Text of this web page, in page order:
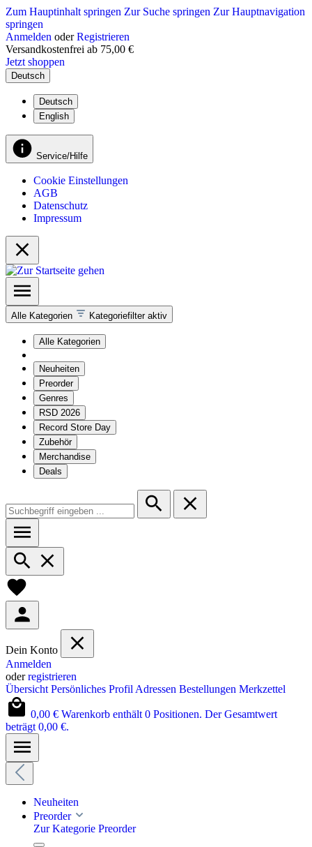
Zum Hauptinhalt springen Zur Suche springen Zur Hauptnavigation
springen
Anmelden oder Registrieren
Versandkostenfrei ab 75,00 €
Jetzt shoppen
Deutsch
Deutsch
English
Service/Hilfe
Cookie Einstellungen
AGB
Datenschutz
Impressum
Alle Kategorien Kategoriefilter aktiv
Alle Kategorien
Neuheiten
Preorder
Genres
RSD 2026
Record Store Day
Zubehör
Merchandise
Deals
Dein Konto
Anmelden
oderregistrieren
Übersicht Persönliches Profil Adressen Bestellungen Merkzettel
0,00 € Warenkorb enthält 0 Positionen. Der Gesamtwert
beträgt 0,00 €.
Neuheiten
Preorder
Zur Kategorie Preorder